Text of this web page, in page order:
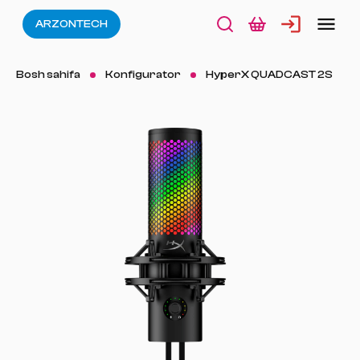
ARZONTECH
Bosh sahifa Konfigurator HyperX QUADCAST 2S